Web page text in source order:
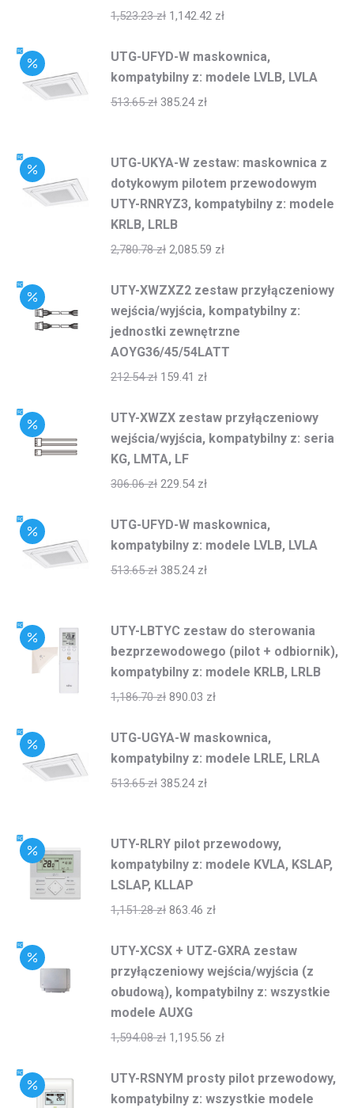
1,523.23zł 1,142.42 zł
UTG-UFYD-W maskownica,
kompatybilny z: modele LVLB, LVLA
513.65zł 385.24 zł
UTG-UKYA-W zestaw: maskownica z
dotykowym pilotem przewodowym
UTY-RNRYZ3, kompatybilny z: modele
KRLB, LRLB
2,780.78zł 2,085.59 zł
UTY-XWZXZ2 zestaw przyłączeniowy
wejścia/wyjścia, kompatybilny z:
jednostki zewnętrzne
AOYG36/45/54LATT
212.54zł 159.41 zł
UTY-XWZX zestaw przyłączeniowy
wejścia/wyjścia, kompatybilny z: seria
KG, LMTA, LF
306.06zł 229.54 zł
UTG-UFYD-W maskownica,
kompatybilny z: modele LVLB, LVLA
513.65zł 385.24 zł
UTY-LBTYC zestaw do sterowania
bezprzewodowego (pilot + odbiornik),
kompatybilny z: modele KRLB, LRLB
1,186.70zł 890.03 zł
UTG-UGYA-W maskownica,
kompatybilny z: modele LRLE, LRLA
513.65zł 385.24 zł
UTY-RLRY pilot przewodowy,
kompatybilny z: modele KVLA, KSLAP,
LSLAP, KLLAP
1,151.28zł 863.46 zł
UTY-XCSX + UTZ-GXRA zestaw
przyłączeniowy wejścia/wyjścia (z
obudową), kompatybilny z: wszystkie
modele AUXG
1,594.08zł 1,195.56 zł
UTY-RSNYM prosty pilot przewodowy,
kompatybilny z: wszystkie modele